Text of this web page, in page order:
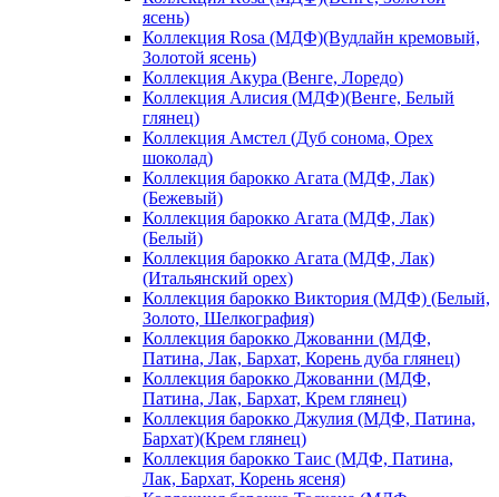
ясень)
Коллекция Rosa (МДФ)(Вудлайн кремовый,
Золотой ясень)
Коллекция Акура (Венге, Лоредо)
Коллекция Алисия (МДФ)(Венге, Белый
глянец)
Коллекция Амстел (Дуб сонома, Орех
шоколад)
Коллекция барокко Агата (МДФ, Лак)
(Бежевый)
Коллекция барокко Агата (МДФ, Лак)
(Белый)
Коллекция барокко Агата (МДФ, Лак)
(Итальянский орех)
Коллекция барокко Виктория (МДФ) (Белый,
Золото, Шелкография)
Коллекция барокко Джованни (МДФ,
Патина, Лак, Бархат, Корень дуба глянец)
Коллекция барокко Джованни (МДФ,
Патина, Лак, Бархат, Крем глянец)
Коллекция барокко Джулия (МДФ, Патина,
Бархат)(Крем глянец)
Коллекция барокко Таис (МДФ, Патина,
Лак, Бархат, Корень ясеня)